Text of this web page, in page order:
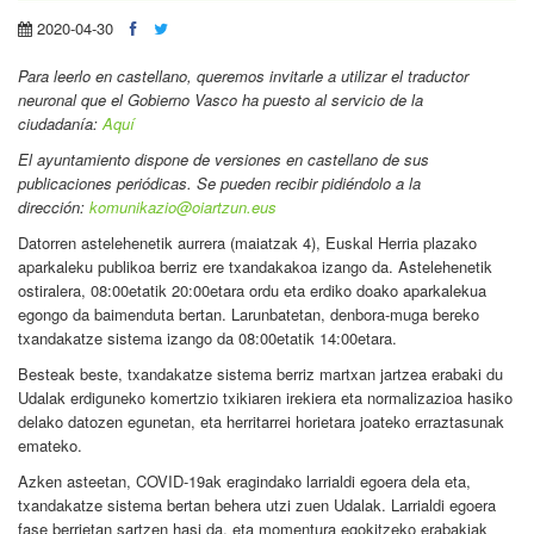
2020-04-30
Para leerlo en castellano, queremos invitarle a utilizar el traductor
neuronal que el Gobierno Vasco ha puesto al servicio de la
ciudadanía:Aquí
El ayuntamiento dispone de versiones en castellano de sus
publicaciones periódicas. Se pueden recibir pidiéndolo a la
dirección: komunikazio@oiartzun.eus
Datorren astelehenetik aurrera (maiatzak 4), Euskal Herria plazako
aparkaleku publikoa berriz ere txandakakoa izango da. Astelehenetik
ostiralera, 08:00etatik 20:00etara ordu eta erdiko doako aparkalekua
egongo da baimenduta bertan. Larunbatetan, denbora-muga bereko
txandakatze sistema izango da 08:00etatik 14:00etara.
Besteak beste, txandakatze sistema berriz martxan jartzea erabaki du
Udalak erdiguneko komertzio txikiaren irekiera eta normalizazioa hasiko
delako datozen egunetan, eta herritarrei horietara joateko erraztasunak
emateko.
Azken asteetan, COVID-19ak eragindako larrialdi egoera dela eta,
txandakatze sistema bertan behera utzi zuen Udalak. Larrialdi egoera
fase berrietan sartzen hasi da, eta momentura egokitzeko erabakiak